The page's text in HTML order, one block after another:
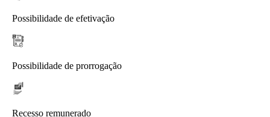
Possibilidade de efetivação
Possibilidade de prorrogação
Recesso remunerado